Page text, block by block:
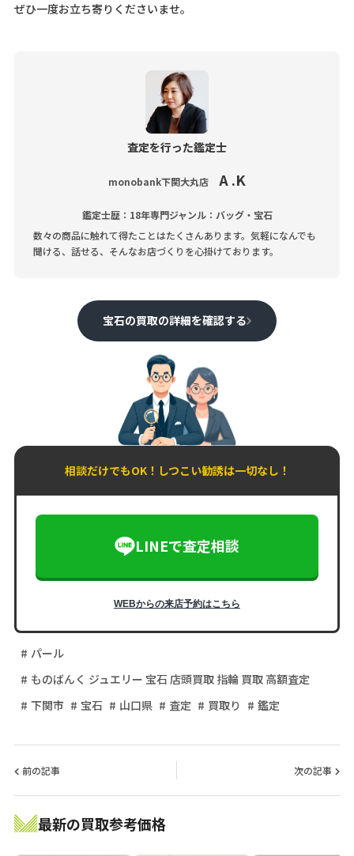
ぜひ一度お立ち寄りくださいませ。
査定を行った鑑定士
monobank下関大丸店 A .K
鑑定士歴：18年専門ジャンル：バッグ・宝石
数々の商品に触れて得たことはたくさんあります。気軽になんでも
聞ける、話せる、そんなお店づくりを心掛けております。
宝石の買取の詳細を確認する
相談だけでもOK！しつこい勧誘は一切なし！
LINEで査定相談
WEBからの来店予約はこちら
パール
ものばんく ジュエリー 宝石 店頭買取 指輪 買取 高額査定
下関市
宝石 山口県 査定 買取り 鑑定
前の記事 次の記事
最新の買取参考価格